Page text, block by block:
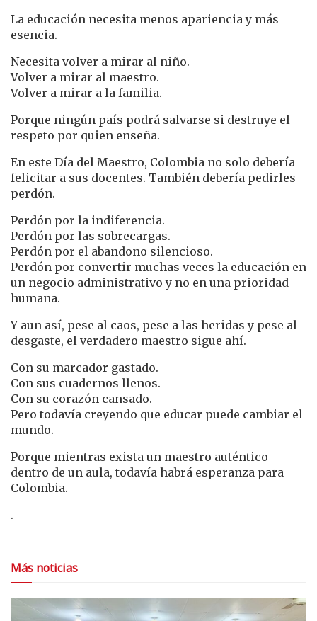
La educación necesita menos apariencia y más
esencia.
Necesita volver a mirar al niño.
Volver a mirar al maestro.
Volver a mirar a la familia.
Porque ningún país podrá salvarse si destruye el
respeto por quien enseña.
En este Día del Maestro, Colombia no solo debería
felicitar a sus docentes. También debería pedirles
perdón.
Perdón por la indiferencia.
Perdón por las sobrecargas.
Perdón por el abandono silencioso.
Perdón por convertir muchas veces la educación en
un negocio administrativo y no en una prioridad
humana.
Y aun así, pese al caos, pese a las heridas y pese al
desgaste, el verdadero maestro sigue ahí.
Con su marcador gastado.
Con sus cuadernos llenos.
Con su corazón cansado.
Pero todavía creyendo que educar puede cambiar el
mundo.
Porque mientras exista un maestro auténtico
dentro de un aula, todavía habrá esperanza para
Colombia.
.
Más noticias